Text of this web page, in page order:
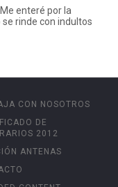
enteré por la
rinde con indultos
CON NOSOTROS
DE
2012
ANTENAS